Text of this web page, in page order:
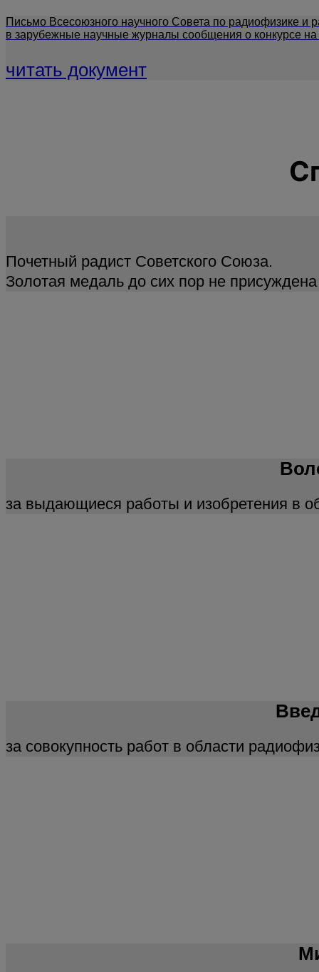
Письмо Всесоюзного научного Совета по радиофизике
в зарубежные научные журналы сообщения о конкурсе
читать документ
Почетный радист Советского Союза.
Золотая медаль до сих пор не присуждена
за выдающиеся работы и изобретения в
за совокупность работ в области